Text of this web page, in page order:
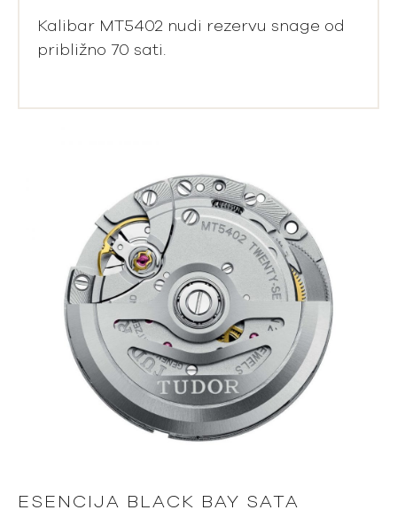
Kalibar MT5402 nudi rezervu snage od
približno 70 sati.
ESENCIJA BLACK BAY SATA